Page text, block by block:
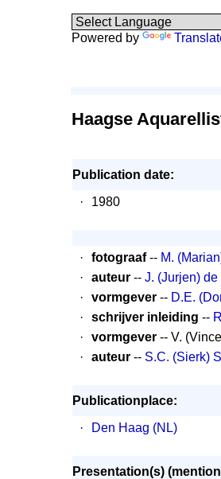
Powered by
Haagse
Publication date:
·
1980
· fotograaf-- M.
·
auteur-- J. (Jurjen) de
·
vormgever-- D.E.
·
schrijver inleiding --
·
vormgever-- V.
·
auteur-- S.C. (Sierk)
Publicationplace:
·
Den Haag (NL)
Presentation(s)